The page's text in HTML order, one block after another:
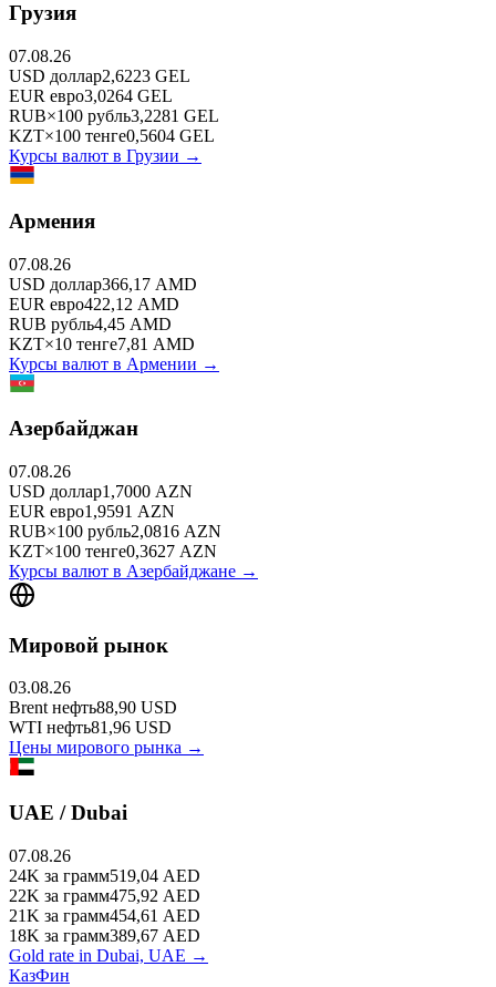
Грузия
07.08.26
USD доллар2,6223 GEL
EUR евро3,0264 GEL
RUB×100 рубль3,2281 GEL
KZT×100 тенге0,5604 GEL
Курсы валют в Грузии →
Армения
07.08.26
USD доллар366,17 AMD
EUR евро422,12 AMD
RUB рубль4,45 AMD
KZT×10 тенге7,81 AMD
Курсы валют в Армении →
Азербайджан
07.08.26
USD доллар1,7000 AZN
EUR евро1,9591 AZN
RUB×100 рубль2,0816 AZN
KZT×100 тенге0,3627 AZN
Курсы валют в Азербайджане →
Мировой рынок
03.08.26
Brent нефть88,90 USD
WTI нефть81,96 USD
Цены мирового рынка →
UAE / Dubai
07.08.26
24K за грамм519,04 AED
22K за грамм475,92 AED
21K за грамм454,61 AED
18K за грамм389,67 AED
Gold rate in Dubai, UAE →
КазФин